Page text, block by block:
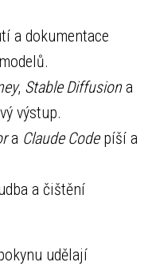
a dokumentace
, Stable Diffusiona
výstup.
a Claude Codepíší a
a čištění
udělají